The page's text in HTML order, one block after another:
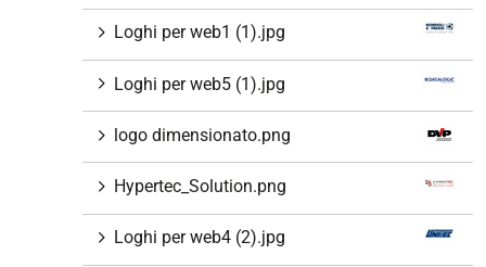
Loghi per web1 (1).jpg
Loghi per web5 (1).jpg
logo dimensionato.png
Hypertec_Solution.png
Loghi per web4 (2).jpg